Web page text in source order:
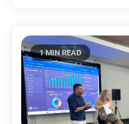
1 MIN READ